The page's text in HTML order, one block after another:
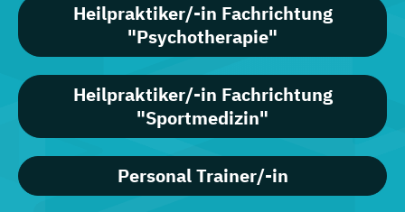
Heilpraktiker/-in Fachrichtung
"Psychotherapie"
Heilpraktiker/-in Fachrichtung
"Sportmedizin"
Personal Trainer/-in